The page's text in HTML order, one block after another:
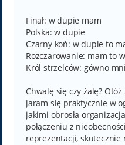
t
Finał: w dupie mam
Polska: w dupie
Czarny koń: w dupie to
Rozczarowanie: mam to
Król strzelców: gówno
Chwalę się czy żalę?
jaram się praktycznie w
jakimi obrosła
połączeniu z
reprezentacji, skutecznie